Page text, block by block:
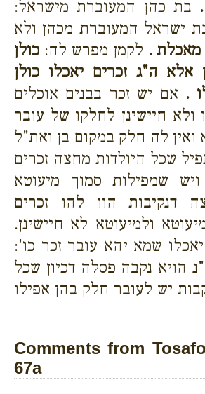
בת כהן המעוברת מישראל:
ישראל המעוברת מכהן ולא
. לקמן מפרש לה: כולן
אלא ה"ג זכרים יאכלו כולן
. אם יש זכר בבנים אוכלים
ולא חיישינן לחלקו של עובר
לה חלק במקום בן ואת"ל
שכל היולדות מחצה זכרים
שמפילות סמוך מיעוטא
דנקיבות הוו להו זכרים
ולמיעוטא לא חיישינן.
שמא יהא עובר זכר כו':
הויא נקבה פסלה דכיון שכל
יש לעובר חלק בהן אפילו
Comments from
67a